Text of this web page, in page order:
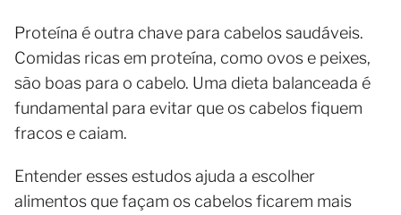
Proteína é outra chave para cabelos saudáveis.
Comidas ricas em proteína, como ovos e peixes,
são boas para o cabelo. Uma dieta balanceada é
fundamental para evitar que os cabelos fiquem
fracos e caiam.
Entender esses estudos ajuda a escolher
alimentos que façam os cabelos ficarem mais